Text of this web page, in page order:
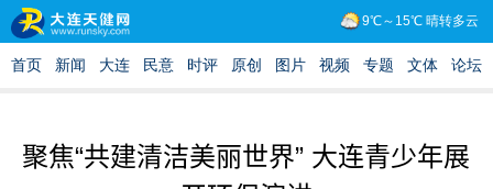
聚焦“共建清洁美丽世界” 大连青少年展